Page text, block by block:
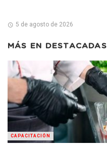
5 de agosto de 2026
MÁS EN DESTACADAS
CAPACITACIÓN